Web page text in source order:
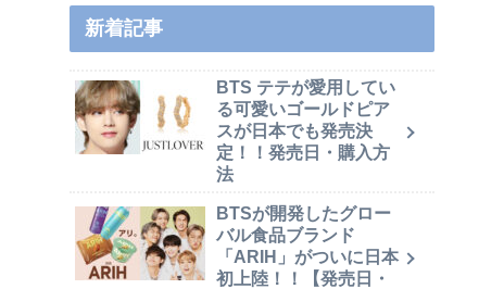
新着記事
BTS テテが愛用してい
る可愛いゴールドピア
スが日本でも発売決
定！！発売日・購入方
法
BTSが開発したグロー
バル食品ブランド
「ARIH」がついに日本
初上陸！！【発売日・